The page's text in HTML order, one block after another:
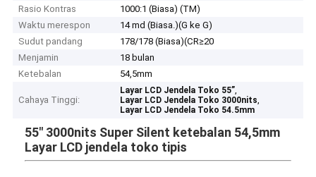
Rasio Kontras
1000:1 (Biasa) (TM)
Waktu merespon
14 md (Biasa.)(G ke G)
Sudut pandang
178/178 (Biasa)(CR≥20
Menjamin
18 bulan
Ketebalan
54,5mm
Cahaya Tinggi:
Layar LCD Jendela Toko 55”,
Layar LCD Jendela Toko 3000nits,
Layar LCD Jendela Toko 54.5mm
55" 3000nits Super Silent ketebalan 54,5mm
Layar LCD jendela toko tipis